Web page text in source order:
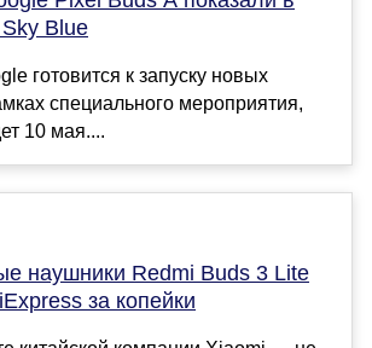
Blue
готовится к запуску новых
специального мероприятия,
10 мая....
наушники Redmi Buds 3 Lite
за копейки